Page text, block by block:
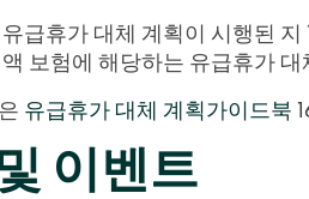
급휴가 대체 계획이 시행된
보험에 해당하는 유급휴가
유급휴가 대체 계획가이드북
이벤트